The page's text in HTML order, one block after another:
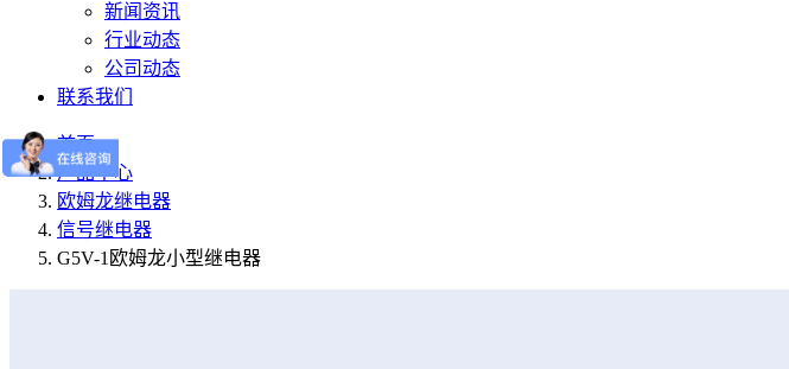
新闻资讯
行业动态
公司动态
联系我们
首页
产品中心
欧姆龙继电器
信号继电器
G5V-1欧姆龙小型继电器